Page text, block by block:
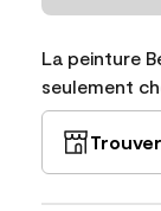
La peinture
seulement